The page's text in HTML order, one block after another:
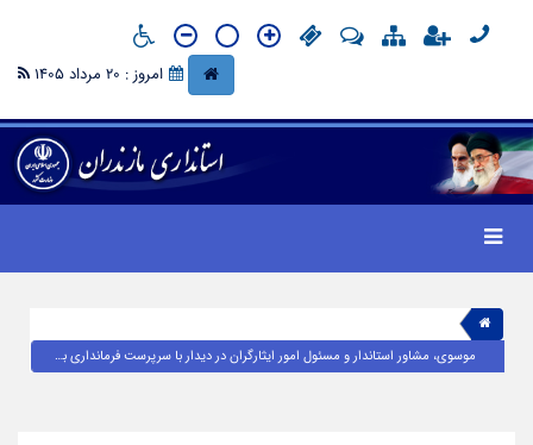
امروز : 20 مرداد 1405
موسوی، مشاور استاندار و مسئول امور ایثارگران در دیدار با سرپرست فرمانداری بیان داشت